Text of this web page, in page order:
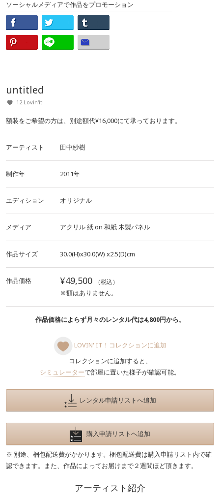
ソーシャルメディアで作品をプロモーション
untitled
12 Lovin'it!
額装をご希望の方は、別途額代¥16,000にて承っております。
アーティスト 田中紗樹
制作年 2011年
エディション オリジナル
メディア アクリル紙on 和紙木製パネル
作品サイズ 30.0(H)x30.0(W) x2.5(D)cm
作品価格 ¥49,500 （税込）
※額はありません。
作品価格によらず月々のレンタル代は4,800円から。
LOVIN' IT！コレクションに追加
コレクションに追加すると、
シミュレーターで部屋に置いた様子が確認可能。
レンタル申請リストへ追加
購入申請リストへ追加
※ 別途、梱包配送費がかかります。梱包配送費は購入申請リスト内で確
認できます。また、作品によってお届けまで２週間ほど頂きます。
アーティスト紹介